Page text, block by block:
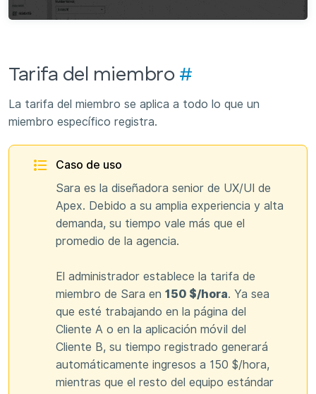
Tarifa del miembro #
La tarifa del miembro se aplica a todo lo que un
miembro específico registra.
Caso de uso
Sara es la diseñadora senior de UX/UI de
Apex. Debido a su amplia experiencia y alta
demanda, su tiempo vale más que el
promedio de la agencia.
El administrador establece la tarifa de
miembro de Sara en 150 $/hora. Ya sea
que esté trabajando en la página del
Cliente A o en la aplicación móvil del
Cliente B, su tiempo registrado generará
automáticamente ingresos a 150 $/hora,
mientras que el resto del equipo estándar